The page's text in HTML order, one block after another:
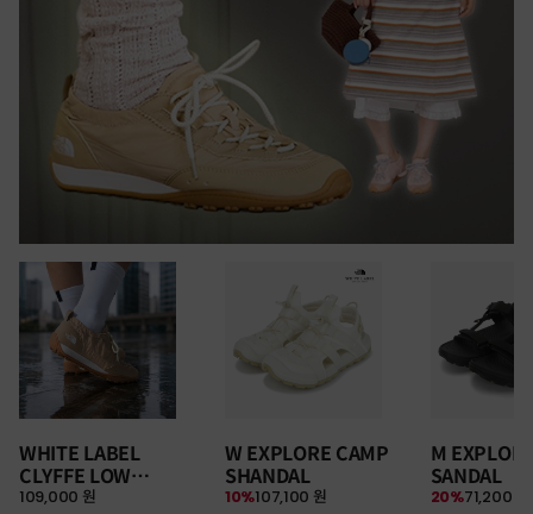
WHITE LABEL
CLYFFE LOW
SNEAKERS
109,000 원
W EXPLORE CAMP
SHANDAL
107,100 원
10%
M
SANDAL
71,200 원
20%